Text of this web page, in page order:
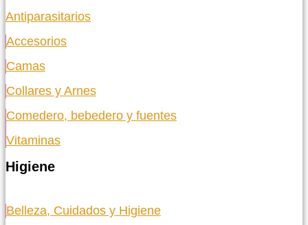
Antiparasitarios
Accesorios
Camas
Collares y Arnes
Comedero, bebedero y fuentes
Vitaminas
Higiene
Belleza, Cuidados y Higiene